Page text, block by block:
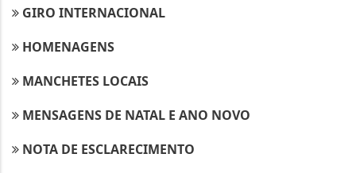
GIRO INTERNACIONAL
HOMENAGENS
MANCHETES LOCAIS
MENSAGENS DE NATAL E ANO NOVO
NOTA DE ESCLARECIMENTO